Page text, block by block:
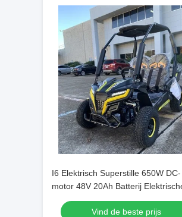
I6 Elektrisch Superstille 650W DC-
motor 48V 20Ah Batterij
UTV
Vind de beste prijs